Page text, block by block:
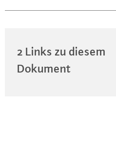
2 Links zu diesem
Dokument